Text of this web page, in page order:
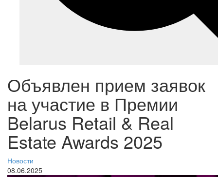
Объявлен прием заявок
на участие в Премии
Belarus Retail & Real
Estate Awards 2025
Новости
08.06.2025